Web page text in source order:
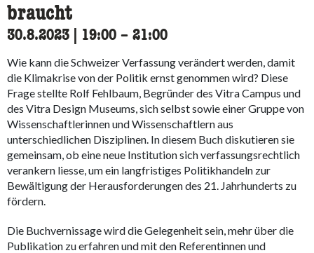
braucht
30.8.2023 19:00 accessibility.time_to
– 21:00
Wie kann die Schweizer Verfassung verändert werden, damit
die Klimakrise von der Politik ernst genommen wird? Diese
Frage stellte Rolf Fehlbaum, Begründer des Vitra Campus und
des Vitra Design Museums, sich selbst sowie einer Gruppe von
Wissenschaftlerinnen und Wissenschaftlern aus
unterschiedlichen Disziplinen. In diesem Buch diskutieren sie
gemeinsam, ob eine neue Institution sich verfassungsrechtlich
verankern liesse, um ein langfristiges Politikhandeln zur
Bewältigung der Herausforderungen des 21. Jahrhunderts zu
fördern.
Die Buchvernissage wird die Gelegenheit sein, mehr über die
Publikation zu erfahren und mit den Referentinnen und